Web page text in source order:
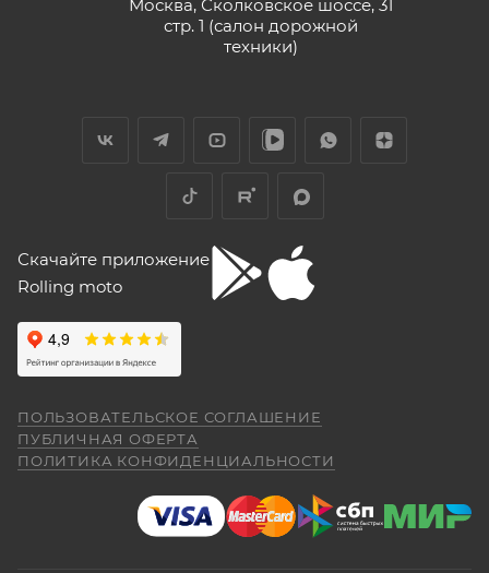
Москва, Сколковское шоссе, 31
стр. 1 (салон дорожной
техники)
Скачайте приложение
Rolling moto
ПОЛЬЗОВАТЕЛЬСКОЕ СОГЛАШЕНИЕ
ПУБЛИЧНАЯ ОФЕРТА
ПОЛИТИКА КОНФИДЕНЦИАЛЬНОСТИ